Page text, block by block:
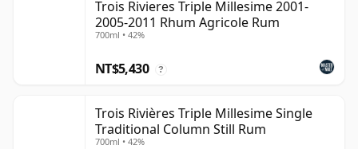
Trois Rivieres Triple Millesime 2001-
2005-2011 Rhum Agricole Rum
700ml • 42%
NT$5,430 ?
Trois Rivières Triple Millesime Single
Traditional Column Still Rum
700ml • 42%